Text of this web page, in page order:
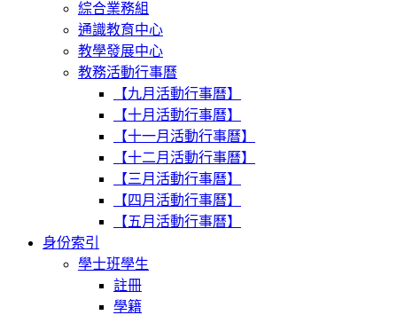
綜合業務組
通識教育中心
教學發展中心
教務活動行事曆
【九月活動行事曆】
【十月活動行事曆】
【十一月活動行事曆】
【十二月活動行事曆】
【三月活動行事曆】
【四月活動行事曆】
【五月活動行事曆】
身份索引
學士班學生
註冊
學籍